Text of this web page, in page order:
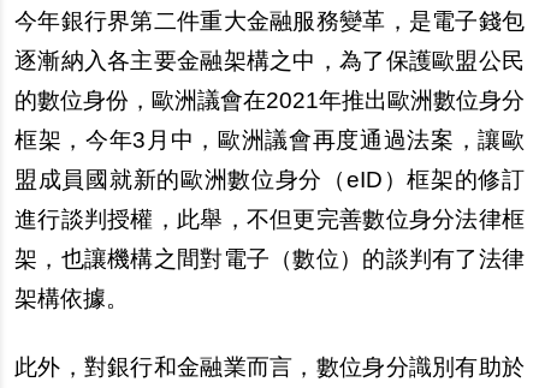
今年銀行界第二件重大金融服務變革，是電子錢包
逐漸納入各主要金融架構之中，為了保護歐盟公民
的數位身份，歐洲議會在2021年推出歐洲數位身分
框架，今年3月中，歐洲議會再度通過法案，讓歐
盟成員國就新的歐洲數位身分（eID）框架的修訂
進行談判授權，此舉，不但更完善數位身分法律框
架，也讓機構之間對電子（數位）的談判有了法律
架構依據。
此外，對銀行和金融業而言，數位身分識別有助於